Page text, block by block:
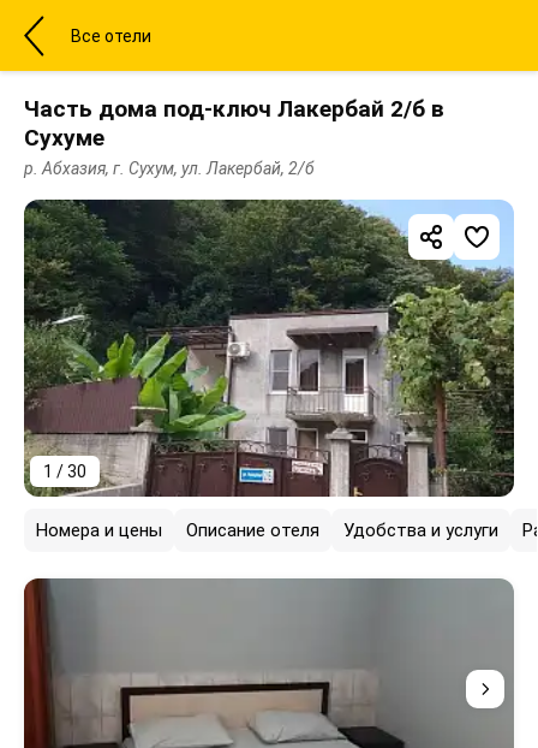
Все отели
Часть дома под-ключ Лакербай 2/б в
Сухуме
р. Абхазия, г. Сухум, ул. Лакербай, 2/б
1 / 30
Номера и цены Описание отеля Удобства и услуги